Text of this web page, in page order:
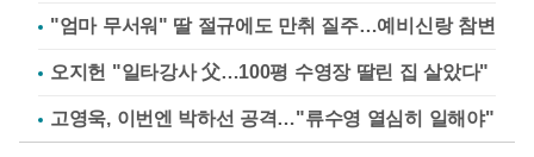
"엄마 무서워" 딸 절규에도 만취 질주…예비신랑 참변
오지헌 "일타강사 父…100평 수영장 딸린 집 살았다"
고영욱, 이번엔 박하선 공격…"류수영 열심히 일해야"